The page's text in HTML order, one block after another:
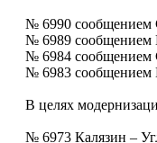
№ 6990 сообщением
№ 6989 сообщением
№ 6984 сообщением
№ 6983 сообщением
В целях
№ 6973 Калязин –